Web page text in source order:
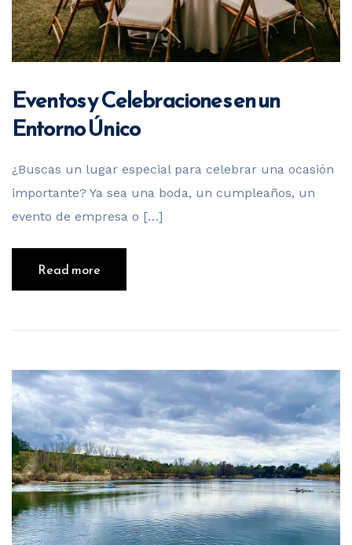
Eventos y Celebraciones en un
Entorno Único
¿Buscas un lugar especial para celebrar una ocasión
importante? Ya sea una boda, un cumpleaños, un
evento de empresa o […]
Read more